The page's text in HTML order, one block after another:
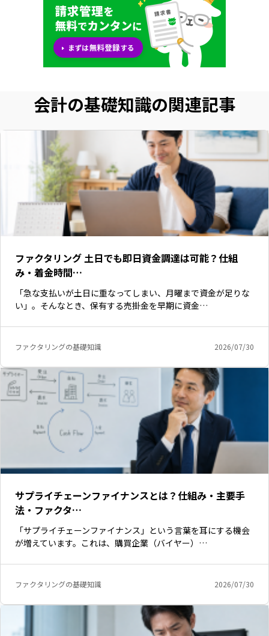
会計の基礎知識の関連記事
ファクタリング 土日でも即日資金調達は可能？仕組
み・着金時間…
「急な支払いが土日に重なってしまい、月曜まで資金が足りな
い」。そんなとき、保有する売掛金を早期に資金…
ファクタリングの基礎知識 2026/07/30
サプライチェーンファイナンスとは？仕組み・主要手
法・ファクタ…
「サプライチェーンファイナンス」という言葉を耳にする機会
が増えています。これは、購買企業（バイヤー）…
ファクタリングの基礎知識 2026/07/30